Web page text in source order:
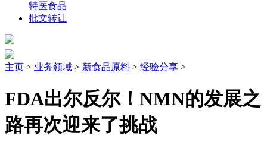
特医食品
批文转让
主页 > 业务领域 > 新食品原料 > 经验分享 >
FDA出尔反尔！NMN的发展之
路再次迎来了挑战